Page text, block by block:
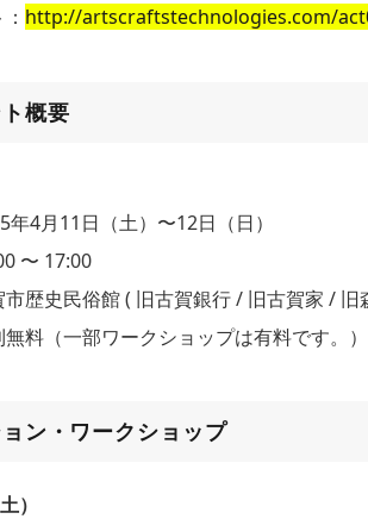
http://artscraftstechnologies.com/
概要
年4月11日（土）〜12日（日）
〜 17:00
歴史民俗館 ( 旧古賀銀行 / 旧古賀家 /
料（一部ワークショップは有料です。）
ン・ワークショップ
）